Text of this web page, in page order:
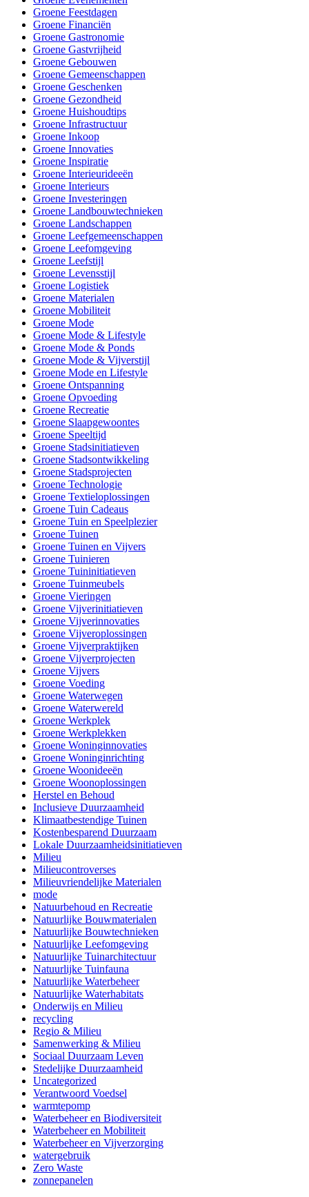
Groene Feestdagen
Groene Financiën
Groene Gastronomie
Groene Gastvrijheid
Groene Gebouwen
Groene Gemeenschappen
Groene Geschenken
Groene Gezondheid
Groene Huishoudtips
Groene Infrastructuur
Groene Inkoop
Groene Innovaties
Groene Inspiratie
Groene Interieurideeën
Groene Interieurs
Groene Investeringen
Groene Landbouwtechnieken
Groene Landschappen
Groene Leefgemeenschappen
Groene Leefomgeving
Groene Leefstijl
Groene Levensstijl
Groene Logistiek
Groene Materialen
Groene Mobiliteit
Groene Mode
Groene Mode & Lifestyle
Groene Mode & Ponds
Groene Mode & Vijverstijl
Groene Mode en Lifestyle
Groene Ontspanning
Groene Opvoeding
Groene Recreatie
Groene Slaapgewoontes
Groene Speeltijd
Groene Stadsinitiatieven
Groene Stadsontwikkeling
Groene Stadsprojecten
Groene Technologie
Groene Textieloplossingen
Groene Tuin Cadeaus
Groene Tuin en Speelplezier
Groene Tuinen
Groene Tuinen en Vijvers
Groene Tuinieren
Groene Tuininitiatieven
Groene Tuinmeubels
Groene Vieringen
Groene Vijverinitiatieven
Groene Vijverinnovaties
Groene Vijveroplossingen
Groene Vijverpraktijken
Groene Vijverprojecten
Groene Vijvers
Groene Voeding
Groene Waterwegen
Groene Waterwereld
Groene Werkplek
Groene Werkplekken
Groene Woninginnovaties
Groene Woninginrichting
Groene Woonideeën
Groene Woonoplossingen
Herstel en Behoud
Inclusieve Duurzaamheid
Klimaatbestendige Tuinen
Kostenbesparend Duurzaam
Lokale Duurzaamheidsinitiatieven
Milieu
Milieucontroverses
Milieuvriendelijke Materialen
mode
Natuurbehoud en Recreatie
Natuurlijke Bouwmaterialen
Natuurlijke Bouwtechnieken
Natuurlijke Leefomgeving
Natuurlijke Tuinarchitectuur
Natuurlijke Tuinfauna
Natuurlijke Waterbeheer
Natuurlijke Waterhabitats
Onderwijs en Milieu
recycling
Regio & Milieu
Samenwerking & Milieu
Sociaal Duurzaam Leven
Stedelijke Duurzaamheid
Uncategorized
Verantwoord Voedsel
warmtepomp
Waterbeheer en Biodiversiteit
Waterbeheer en Mobiliteit
Waterbeheer en Vijverzorging
watergebruik
Zero Waste
zonnepanelen